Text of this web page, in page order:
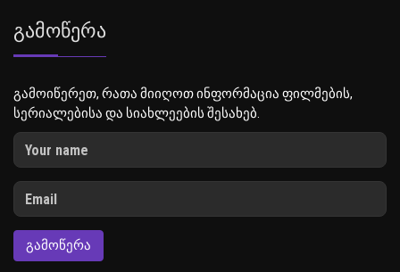
Გამოწერა
გამოიწერეთ, რათა მიიღოთ ინფორმაცია ფილმების,
სერიალებისა და სიახლეების შესახებ.
ᲒᲐᲛᲝᲬᲔᲠᲐ